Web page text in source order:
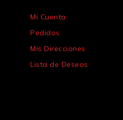
Mi Cuenta
Pedidos
Mis Direcciones
Lista de Deseos